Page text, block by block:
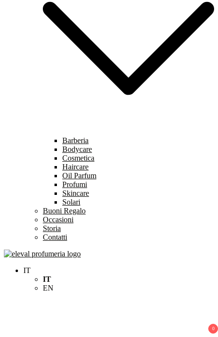
Barberia
Bodycare
Cosmetica
Haircare
Oil Parfum
Profumi
Skincare
Solari
Buoni Regalo
Occasioni
Storia
Contatti
Eleval Profumeria
Profumeria Roma
IT
IT
EN
0